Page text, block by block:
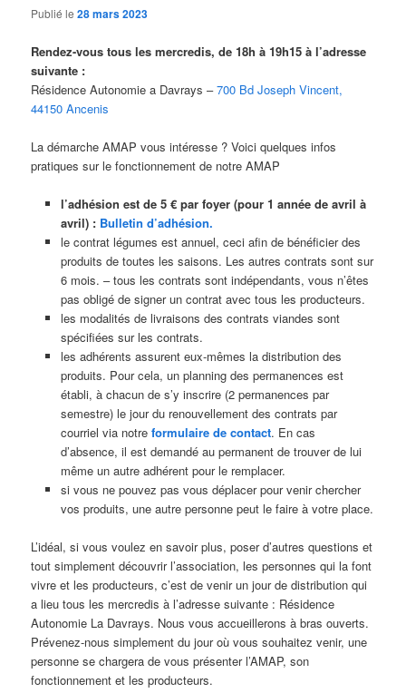
Publié le28 mars 2023
Rendez-vous tous les mercredis, de 18h à 19h15 à l’adresse
suivante :
Résidence Autonomie a Davrays –700 Bd Joseph Vincent,
44150 Ancenis
La démarche AMAP vous intéresse ? Voici quelques infos
pratiques sur le fonctionnement de notre AMAP
l’adhésion est de 5 € par foyer (pour 1 année de avril à
avril) : Bulletin d’adhésion.
le contrat légumes est annuel, ceci afin de bénéficier des
produits de toutes les saisons. Les autres contrats sont sur
6 mois. – tous les contrats sont indépendants, vous n’êtes
pas obligé de signer un contrat avec tous les producteurs.
les modalités de livraisons des contrats viandes sont
spécifiées sur les contrats.
les adhérents assurent eux-mêmes la distribution des
produits. Pour cela, un planning des permanences est
établi, à chacun de s’y inscrire (2 permanences par
semestre) le jour du renouvellement des contrats par
courriel via notre formulaire de contact. En cas
d’absence, il est demandé au permanent de trouver de lui
même un autre adhérent pour le remplacer.
si vous ne pouvez pas vous déplacer pour venir chercher
vos produits, une autre personne peut le faire à votre place.
L’idéal, si vous voulez en savoir plus, poser d’autres questions et
tout simplement découvrir l’association, les personnes qui la font
vivre et les producteurs, c’est de venir un jour de distribution qui
a lieu tous les mercredis à l’adresse suivante : Résidence
Autonomie La Davrays. Nous vous accueillerons à bras ouverts.
Prévenez-nous simplement du jour où vous souhaitez venir, une
personne se chargera de vous présenter l’AMAP, son
fonctionnement et les producteurs.